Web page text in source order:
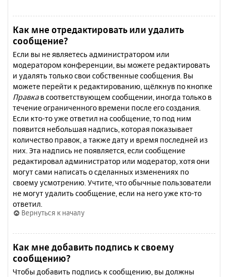
Как мне отредактировать или удалить
сообщение?
Если вы не являетесь администратором или
модератором конференции, вы можете редактировать
и удалять только свои собственные сообщения. Вы
можете перейти к редактированию, щёлкнув по кнопке
Правкав соответствующем сообщении, иногда только в
течение ограниченного времени после его создания.
Если кто-то уже ответил на сообщение, то под ним
появится небольшая надпись, которая показывает
количество правок, а также дату и время последней из
них. Эта надпись не появляется, если сообщение
редактировал администратор или модератор, хотя они
могут сами написать о сделанных изменениях по
своему усмотрению. Учтите, что обычные пользователи
не могут удалить сообщение, если на него уже кто-то
ответил.
Вернуться к началу
Как мне добавить подпись к своему
сообщению?
Чтобы добавить подпись к сообщению, вы должны